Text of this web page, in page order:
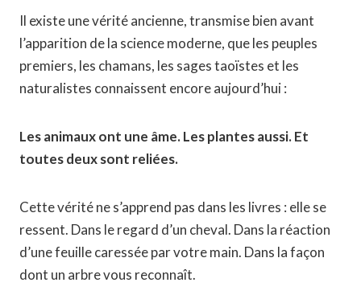
Il existe une vérité ancienne, transmise bien avant
l’apparition de la science moderne, que les peuples
premiers, les chamans, les sages taoïstes et les
naturalistes connaissent encore aujourd’hui :
Les animaux ont une âme. Les plantes aussi. Et
toutes deux sont reliées.
Cette vérité ne s’apprend pas dans les livres : elle se
ressent. Dans le regard d’un cheval. Dans la réaction
d’une feuille caressée par votre main. Dans la façon
dont un arbre vous reconnaît.